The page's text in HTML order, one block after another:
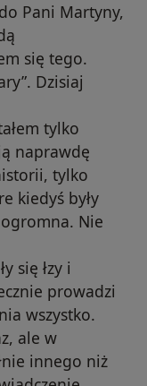
Pani Martyny,
się tego.
Dzisiaj
tylko
naprawdę
tylko
kiedyś były
Nie
się łzy i
prowadzi
wszystko.
ale w
innego niż